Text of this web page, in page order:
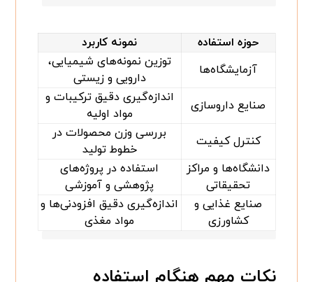
حوزه استفاده
نمونه کاربرد
آزمایشگاه‌ها
توزین نمونه‌های شیمیایی،
دارویی و زیستی
صنایع داروسازی
اندازه‌گیری دقیق ترکیبات و
مواد اولیه
کنترل کیفیت
بررسی وزن محصولات در
خطوط تولید
دانشگاه‌ها و مراکز
تحقیقاتی
استفاده در پروژه‌های
پژوهشی و آموزشی
صنایع غذایی و
کشاورزی
اندازه‌گیری دقیق افزودنی‌ها و
مواد مغذی
نکات مهم هنگام استفاده